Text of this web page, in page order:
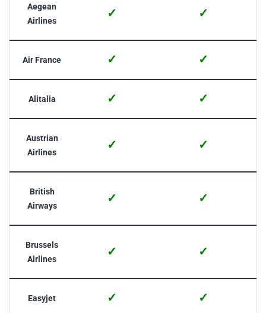
Aegean
Airlines
✓ ✓
Air France ✓ ✓
Alitalia ✓ ✓
Austrian
Airlines
✓ ✓
British
Airways
✓ ✓
Brussels
Airlines
✓ ✓
Easyjet ✓ ✓